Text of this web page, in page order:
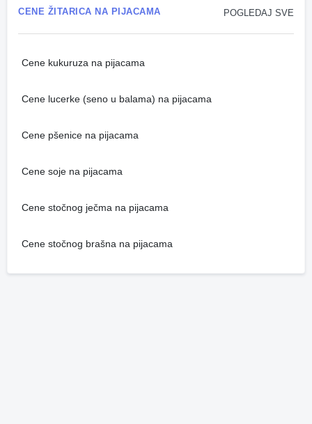
POGLEDAJ SVE
CENE ŽITARICA NA PIJACAMA
Cene kukuruza na pijacama
Cene lucerke (seno u balama) na pijacama
Cene pšenice na pijacama
Cene soje na pijacama
Cene stočnog ječma na pijacama
Cene stočnog brašna na pijacama